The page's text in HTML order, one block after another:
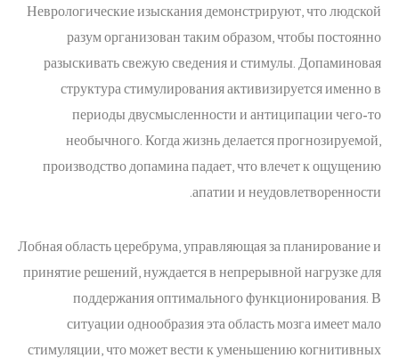
Неврологические изыскания демонстрируют, что людской
разум организован таким образом, чтобы постоянно
разыскивать свежую сведения и стимулы. Допаминовая
структура стимулирования активизируется именно в
периоды двусмысленности и антиципации чего-то
необычного. Когда жизнь делается прогнозируемой,
производство допамина падает, что влечет к ощущению
апатии и неудовлетворенности.
Лобная область церебрума, управляющая за планирование и
принятие решений, нуждается в непрерывной нагрузке для
поддержания оптимального функционирования. В
ситуации однообразия эта область мозга имеет мало
стимуляции, что может вести к уменьшению когнитивных